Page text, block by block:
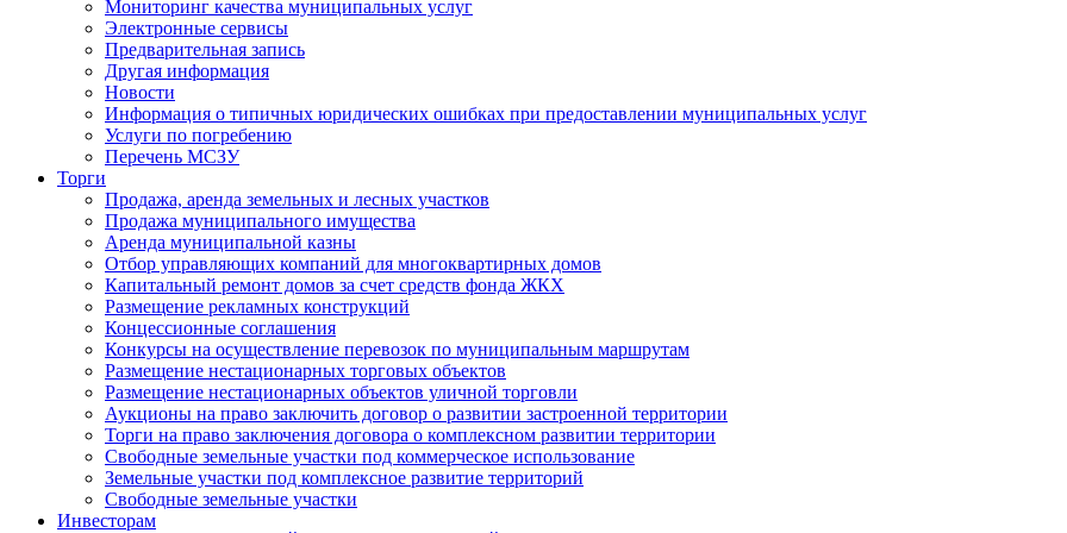
Мониторинг качества муниципальных услуг
Электронные сервисы
Предварительная запись
Другая информация
Новости
Информация о типичных юридических ошибках при предоставлении муниципальных услуг
Услуги по погребению
Перечень МСЗУ
Торги
Продажа, аренда земельных и лесных участков
Продажа муниципального имущества
Аренда муниципальной казны
Отбор управляющих компаний для многоквартирных домов
Капитальный ремонт домов за счет средств фонда ЖКХ
Размещение рекламных конструкций
Концессионные соглашения
Конкурсы на осуществление перевозок по муниципальным маршрутам
Размещение нестационарных торговых объектов
Размещение нестационарных объектов уличной торговли
Аукционы на право заключить договор о развитии застроенной территории
Торги на право заключения договора о комплексном развитии территории
Свободные земельные участки под коммерческое использование
Земельные участки под комплексное развитие территорий
Свободные земельные участки
Инвесторам